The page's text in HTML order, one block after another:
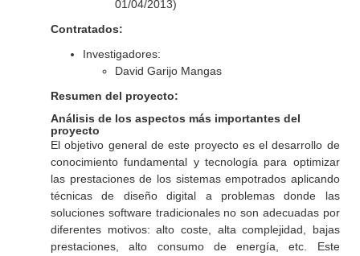
01/04/2013)
Contratados:
Investigadores:
David Garijo Mangas
Resumen del proyecto:
Análisis de los aspectos más importantes del
proyecto
El objetivo general de este proyecto es el desarrollo de
conocimiento fundamental y tecnología para optimizar
las prestaciones de los sistemas empotrados aplicando
técnicas de diseño digital a problemas donde las
soluciones software tradicionales no son adecuadas por
diferentes motivos: alto coste, alta complejidad, bajas
prestaciones, alto consumo de energía, etc. Este